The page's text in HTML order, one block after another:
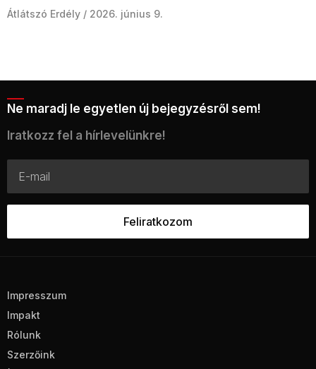
Átlátszó Erdély 2026. június 9.
Ne maradj le egyetlen új bejegyzésről sem!
Iratkozz fel a hírlevelünkre!
Impresszum
Impakt
Rólunk
Szerzőink